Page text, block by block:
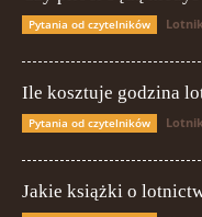
Pytania od czytelników
Ile kosztuje godzina
Pytania od czytelników
Jakie książki o